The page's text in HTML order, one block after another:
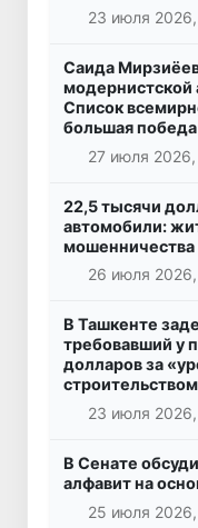
23 июля
Саида
модернистской
Список
большая
27 июля
22,5 тысячи
автомобили:
мошенничества
26 июля
В Ташкенте
требовавший у
долларов за
строительством
23 июля
В Сенате
алфавит на
25 июля